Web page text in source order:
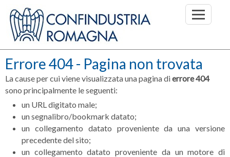
Errore 404 - Pagina non trovata
La cause per cui viene visualizzata una pagina dierrore 404
sono principalmente le seguenti:
un URL digitato male;
un segnalibro/bookmark datato;
un collegamento datato proveniente da una versione
precedente del sito;
un collegamento datato proveniente da un motore di